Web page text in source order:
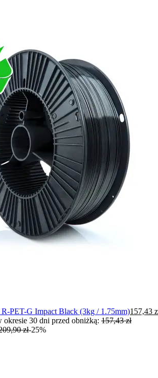
PET-G Impact Black (3kg / 1.75mm)157,43
okresie 30 dni przed obniżką: 157,43 zł
zł-25%